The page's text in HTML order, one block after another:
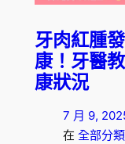
牙肉紅腫
康！牙醫
康狀況
7 月 9,
在 全部分類